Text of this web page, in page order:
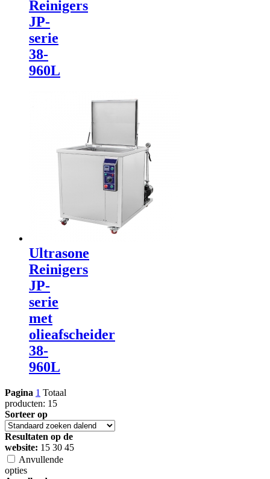
Reinigers
JP-
serie
38-
960L
Ultrasone
Reinigers
JP-
serie
met
olieafscheider
38-
960L
Pagina 1 Totaal
producten: 15
Sorteer op
Resultaten op de
website: 15 30 45
Anvullende
opties